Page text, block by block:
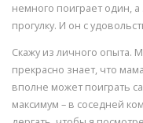
немного поиграет один,
прогулку. И он с
Скажу из личного опыта.
прекрасно знает, что
вполне может поиграть
максимум – в соседней